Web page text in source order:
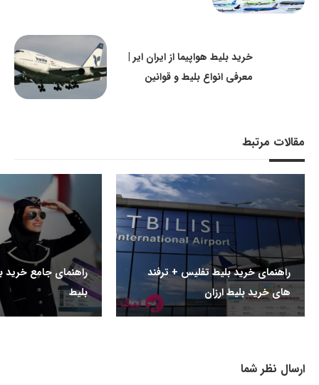
خرید بلیط هواپیما از ایران ایر |
معرفی انواع بلیط و قوانین
مقالات مرتبط
راهنمای خرید بلیط تفلیس + ترفند
های خرید بلیط ارزان
راهنمای جامع خرید
بلیط
ارسال نظر شما